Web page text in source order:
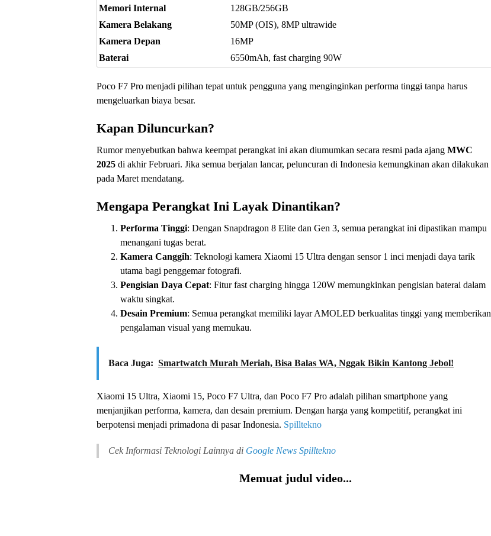
Memori Internal
128GB/256GB
Kamera Belakang
50MP (OIS), 8MP ultrawide
Kamera Depan
16MP
Baterai
6550mAh, fast charging 90W
Poco F7 Pro menjadi pilihan tepat untuk pengguna yang menginginkan performa tinggi tanpa harus
mengeluarkan biaya besar.
Kapan Diluncurkan?
Rumor menyebutkan bahwa keempat perangkat ini akan diumumkan secara resmi pada ajang MWC
2025 di akhir Februari. Jika semua berjalan lancar, peluncuran di Indonesia kemungkinan akan dilakukan
pada Maret mendatang.
Mengapa Perangkat Ini Layak Dinantikan?
Performa Tinggi: Dengan Snapdragon 8 Elite dan Gen 3, semua perangkat ini dipastikan mampu
menangani tugas berat.
Kamera Canggih: Teknologi kamera Xiaomi 15 Ultra dengan sensor 1 inci menjadi daya tarik
utama bagi penggemar fotografi.
Pengisian Daya Cepat: Fitur fast charging hingga 120W memungkinkan pengisian baterai dalam
waktu singkat.
Desain Premium: Semua perangkat memiliki layar AMOLED berkualitas tinggi yang memberikan
pengalaman visual yang memukau.
Baca Juga: Smartwatch Murah Meriah, Bisa Balas WA, Nggak Bikin Kantong Jebol!
Xiaomi 15 Ultra, Xiaomi 15, Poco F7 Ultra, dan Poco F7 Pro adalah pilihan smartphone yang
menjanjikan performa, kamera, dan desain premium. Dengan harga yang kompetitif, perangkat ini
berpotensi menjadi primadona di pasar Indonesia. Spilltekno
Cek Informasi Teknologi Lainnya di Google News Spilltekno
Memuat judul video...